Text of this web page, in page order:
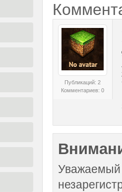
Публикаций: 2
Комментариев: 0
Уважаемый